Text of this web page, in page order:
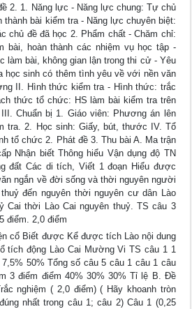
2. 1. Năng lực - Năng lực chung: Tự chủ
bài kiểm tra - Năng lực chuyên biệt:
chủ đề đã học 2. Phẩm chất - Chăm chỉ:
bài, hoàn thành các nhiệm vụ học tập -
làm bài, không gian lận trong thi cử - Yêu
học sinh có thêm tình yêu về với nền văn
II. Hình thức kiểm tra - Hình thức: trắc
thức tổ chức: HS làm bài kiểm tra trên
Chuẩn bị 1. Giáo viên: Phương án lên
tra. 2. Học sinh: Giấy, bút, thước IV. Tổ
tổ chức 2. Phát đề 3. Thu bài A. Ma trận
Nhận biết Thông hiểu Vận dụng độ TN
đất Các di tích, Viết 1 đoạn Hiểu được
ngắn về đời sống và thời nguyên người
đến nguyên thời nguyên cư dân Lào
Cai thời Lào Cai nguyên thuỷ. TS câu 3
điểm. 2,0 điểm
cổ Biết được Kể được tích Lào nội dung
tích động Lào Cai Mường Vi TS câu 1 1
50% Tổng số câu 5 câu 1 câu 1 câu
3 điểm điểm 40% 30% 30% Tỉ lệ B. Đề
nghiệm ( 2,0 điểm) ( Hãy khoanh tròn
nhất trong câu 1; câu 2) Câu 1 (0,25